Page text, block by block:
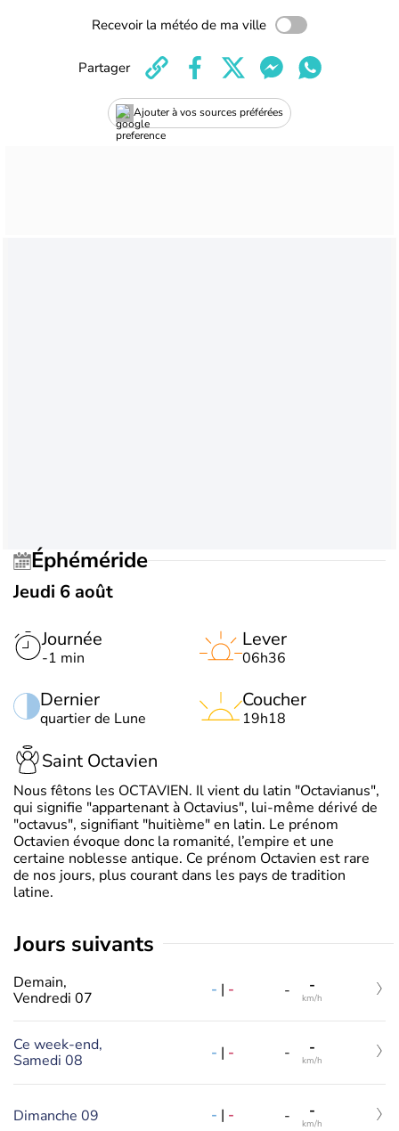
Recevoir la météo de ma ville
Ajouter à vos sources préférées
Partager
Éphéméride
Jeudi 6 août
Journée
-1 min
Dernier
quartier de Lune
Lever
06h36
Coucher
19h18
Saint Octavien
Nous fêtons les OCTAVIEN. Il vient du latin "Octavianus",
qui signifie "appartenant à Octavius", lui-même dérivé de
"octavus", signifiant "huitième" en latin. Le prénom
Octavien évoque donc la romanité, l’empire et une
certaine noblesse antique. Ce prénom Octavien est rare
de nos jours, plus courant dans les pays de tradition
latine.
jours suivants
Demain,
Vendredi 07
- | - - -
km/h
Ce week-end,
Samedi 08
- | - - -
km/h
Dimanche 09 - | - - -
km/h